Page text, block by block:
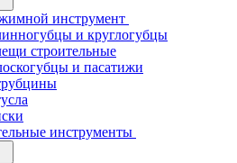
инструмент
и круглогубцы
строительные
и пасатижи
инструменты